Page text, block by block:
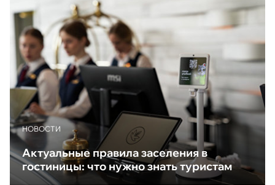
НОВОСТИ
Актуальные правила заселения в
гостиницы: что нужно знать туристам